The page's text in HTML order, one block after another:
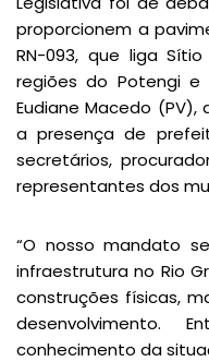
proporcionem a
RN-093, que liga
regiões do Potengi e
Eudiane Macedo
a presença de
secretários,
representantes dos
“O nosso mandato
infraestrutura no Rio
construções físicas,
desenvolvimento.
conhecimento da